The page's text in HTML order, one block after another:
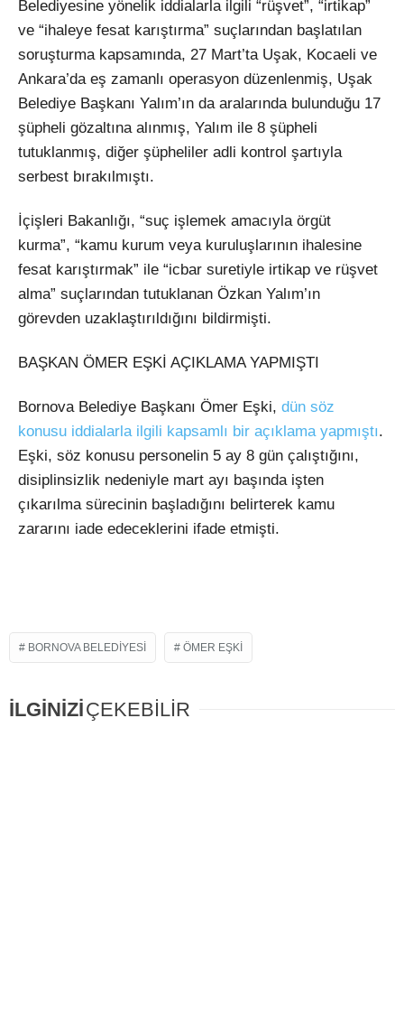
Belediyesine yönelik iddialarla ilgili “rüşvet”, “irtikap”
ve “ihaleye fesat karıştırma” suçlarından başlatılan
soruşturma kapsamında, 27 Mart’ta Uşak, Kocaeli ve
Ankara’da eş zamanlı operasyon düzenlenmiş, Uşak
Belediye Başkanı Yalım’ın da aralarında bulunduğu 17
şüpheli gözaltına alınmış, Yalım ile 8 şüpheli
tutuklanmış, diğer şüpheliler adli kontrol şartıyla
serbest bırakılmıştı.
İçişleri Bakanlığı, “suç işlemek amacıyla örgüt
kurma”, “kamu kurum veya kuruluşlarının ihalesine
fesat karıştırmak” ile “icbar suretiyle irtikap ve rüşvet
alma” suçlarından tutuklanan Özkan Yalım’ın
görevden uzaklaştırıldığını bildirmişti.
BAŞKAN ÖMER EŞKİ AÇIKLAMA YAPMIŞTI
Bornova Belediye Başkanı Ömer Eşki, dün söz
konusu iddialarla ilgili kapsamlı bir açıklama yapmıştı.
Eşki, söz konusu personelin 5 ay 8 gün çalıştığını,
disiplinsizlik nedeniyle mart ayı başında işten
çıkarılma sürecinin başladığını belirterek kamu
zararını iade edeceklerini ifade etmişti.
BORNOVA BELEDIYESI ÖMER EŞKI
İLGİNİZİÇEKEBİLİR